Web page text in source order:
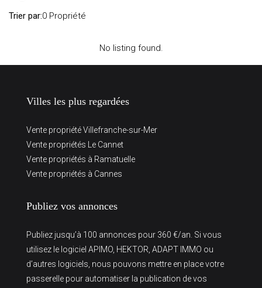
0 Propriété
Trier par:
No listing found.
Villes les plus regardées
Vente propriété Villefranche-sur-Mer
Vente propriétés Le Cannet
Vente propriétés à Ramatuelle
Vente propriétés à Cannes
Publiez vos annonces
Publiez jusqu’à 100 annonces pour 360 €/an. Si vous
utilisez le logiciel APIMO, HEKTOR, ADAPT IMMO ou
d’autres logiciels, nous pouvons mettre en place votre
passerelle pour automatiser la publication de vos